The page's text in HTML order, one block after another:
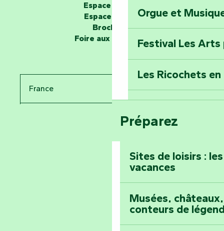
Partez en
Voyagez dans le
Maillezais
Montez au
Orgue et
Festival Les Arts
Les Ricochets
Tout l'agenda
Préparez
Sites de loisirs :
vacances
Musées,
conteurs de
Espace groupe
Espace presse
Brochures
Foire aux questions
France